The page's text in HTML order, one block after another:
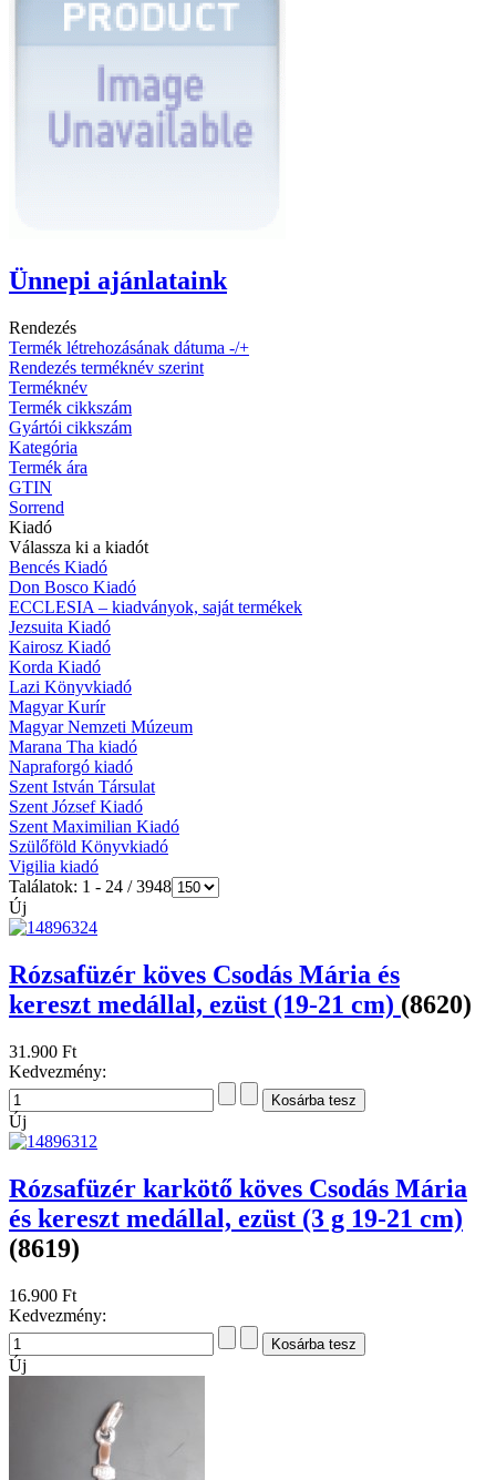
Ünnepi ajánlataink
Rendezés
Termék létrehozásának dátuma -/+
Rendezés terméknév szerint
Terméknév
Termék cikkszám
Gyártói cikkszám
Kategória
Termék ára
GTIN
Sorrend
Kiadó
Válassza ki a kiadót
Bencés Kiadó
Don Bosco Kiadó
ECCLESIA – kiadványok, saját termékek
Jezsuita Kiadó
Kairosz Kiadó
Korda Kiadó
Lazi Könyvkiadó
Magyar Kurír
Magyar Nemzeti Múzeum
Marana Tha kiadó
Napraforgó kiadó
Szent István Társulat
Szent József Kiadó
Szent Maximilian Kiadó
Szülőföld Könyvkiadó
Vigilia kiadó
Találatok: 1 - 24 / 3948
Új
Rózsafüzér köves Csodás Mária és
kereszt medállal, ezüst (19-21 cm) (8620)
31.900 Ft
Kedvezmény:
Új
Rózsafüzér karkötő köves Csodás Mária
és kereszt medállal, ezüst (3 g 19-21 cm)
(8619)
16.900 Ft
Kedvezmény:
Új